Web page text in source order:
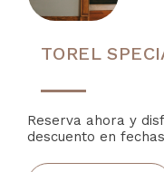
TOREL
Reserva ahora y
descuento en